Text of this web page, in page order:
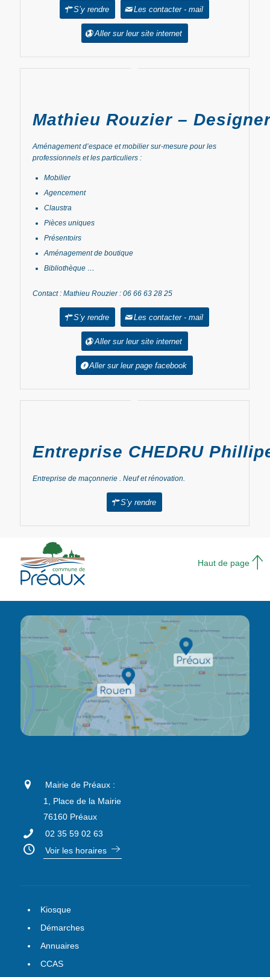
S’y rendre Les contacter - mail
Aller sur leur site internet
Mathieu Rouzier –
Aménagement d’espace et mobilier sur-mesure pour les
professionnels et les particuliers :
Mobilier
Agencement
Claustra
Pièces uniques
Présentoirs
Aménagement de boutique
Bibliothèque …
Contact : Mathieu Rouzier : 06 66 63 28 25
S’y rendre Les contacter - mail
Aller sur leur site internet
Aller sur leur page facebook
Entreprise CHEDRU
Entreprise de maçonnerie . Neuf et rénovation.
S’y rendre
Haut de page
Mairie de Préaux :
1, Place de la Mairie
76160 Préaux
02 35 59 02 63
Voir les horaires
Kiosque
Démarches
Annuaires
CCAS